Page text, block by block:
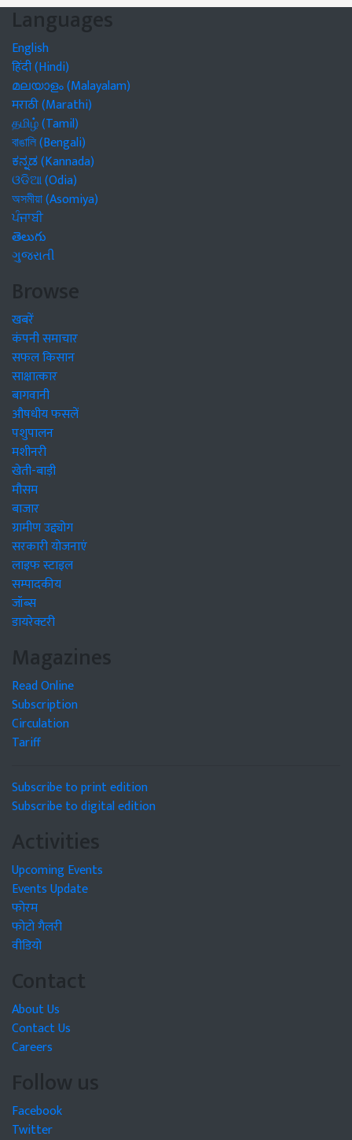
Languages
English
हिंदी (Hindi)
മലയാളം (Malayalam)
मराठी (Marathi)
தமிழ் (Tamil)
বাঙালি (Bengali)
ಕನ್ನಡ (Kannada)
ଓଡିଆ (Odia)
অসমীয়া (Asomiya)
ਪੰਜਾਬੀ
తెలుగు
ગુજરાતી
Browse
खबरें
कंपनी समाचार
सफल किसान
साक्षात्कार
बागवानी
औषधीय फसलें
पशुपालन
मशीनरी
खेती-बाड़ी
मौसम
बाजार
ग्रामीण उद्द्योग
सरकारी योजनाएं
लाइफ स्टाइल
सम्पादकीय
जॉब्स
डायरेक्टरी
Magazines
Read Online
Subscription
Circulation
Tariff
Subscribe to print edition
Subscribe to digital edition
Activities
Upcoming Events
Events Update
फोरम
फोटो गैलरी
वीडियो
Contact
About Us
Contact Us
Careers
Follow us
Facebook
Twitter